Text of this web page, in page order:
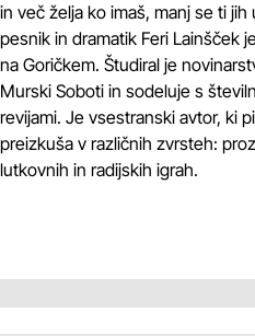
in več želja ko imaš, manj se ti
pesnik in dramatik Feri Lainšček
na Goričkem. Študiral je
Murski Soboti in sodeluje s
revijami. Je vsestranski avtor, ki
preizkuša v različnih zvrsteh:
lutkovnih in radijskih igrah.